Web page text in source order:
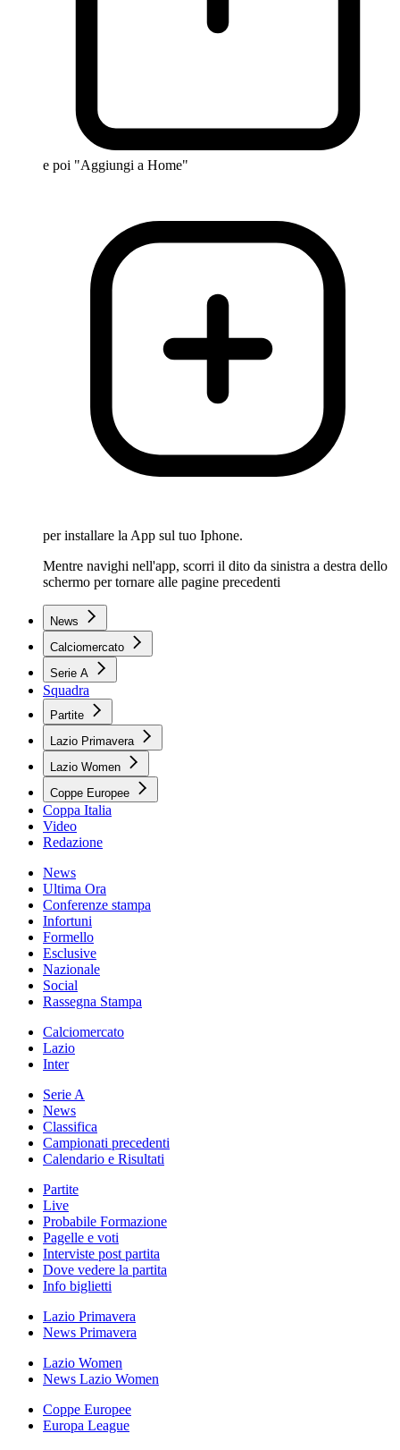
e poi "Aggiungi a Home"
per installare la App sul tuo Iphone.
Mentre navighi nell'app, scorri il dito da sinistra a destra dello
schermo per tornare alle pagine precedenti
News
Calciomercato
Serie A
Squadra
Partite
Lazio Primavera
Lazio Women
Coppe Europee
Coppa Italia
Video
Redazione
News
Ultima Ora
Conferenze stampa
Infortuni
Formello
Esclusive
Nazionale
Social
Rassegna Stampa
Calciomercato
Lazio
Inter
Serie A
News
Classifica
Campionati precedenti
Calendario e Risultati
Partite
Live
Probabile Formazione
Pagelle e voti
Interviste post partita
Dove vedere la partita
Info biglietti
Lazio Primavera
News Primavera
Lazio Women
News Lazio Women
Coppe Europee
Europa League